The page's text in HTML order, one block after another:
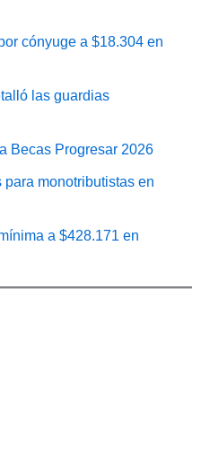
cónyuge a $18.304 en
las guardias
Becas Progresar 2026
monotributistas en
a $428.171 en